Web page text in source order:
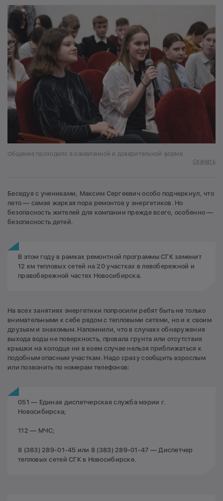
Общение проходило в оживленной и доверительной форме
Скачать
Беседуя с учениками, Максим Сергеевич особо подчеркнул, что
лето — самая жаркая пора ремонтов у энергетиков. Но
безопасность жителей для компании прежде всего, особенно —
безопасность детей.
В этом году в рамках ремонтной программы СГК заменит
12 км тепловых сетей на 20 участках в левобережной и
правобережной частях Новосибирска.
На всех занятиях энергетики попросили ребят быть не только
внимательными к себе рядом с тепловыми сетями, но и к своим
друзьям и знакомым. Напомнили, что в случаях обнаружения
выхода воды не поверхность, провала грунта или отсутствия
крышки на колодце ни в коем случае нельзя приближаться к
подобным опасным участкам. Надо сразу сообщить взрослым
или позвонить по номерам телефонов:
051 — Единая диспетчерская служба мэрии г.
Новосибирска;
112 — МЧС;
8 (383) 289-01-45 или 8 (383) 289-01-47 — Диспетчер
тепловых сетей СГК в Новосибирске.